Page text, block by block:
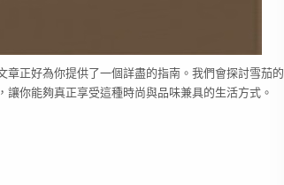
正好為你提供了一個詳盡的指南。我們會探討雪茄的
你能夠真正享受這種時尚與品味兼具的生活方式。